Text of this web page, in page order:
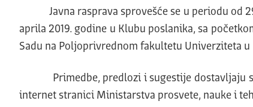
Javna rasprava sprovešće se u periodu od
aprila 2019. godine u Klubu poslanika, sa
Sadu na Poljoprivrednom fakultetu Univerziteta u
Primedbe, predlozi i sugestije dostavljaju se
internet stranici Ministarstva prosvete, nauke i